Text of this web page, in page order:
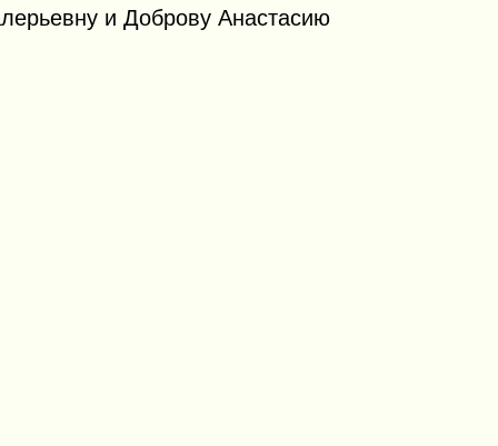
и Доброву Анастасию